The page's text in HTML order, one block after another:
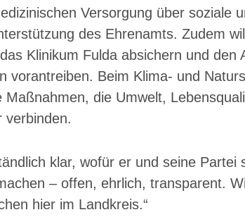
Versorgung über soziale
des Ehrenamts. Zudem
Klinikum Fulda absichern und den
vorantreiben. Beim Klima- und
die Umwelt,
verbinden.
klar, wofür er und seine Partei
– offen, ehrlich, transparent.
hier im Landkreis.“